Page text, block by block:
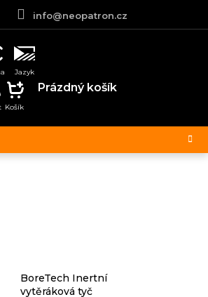
info@neopatron.cz
NÁKUPNÍ
KOŠÍK
Prázdný košík
BoreTech Inertní
vytěráková tyč